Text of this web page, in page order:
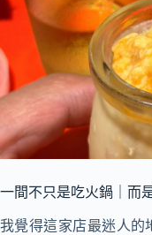
一間不只是吃火鍋｜而
我覺得這家店最迷人的